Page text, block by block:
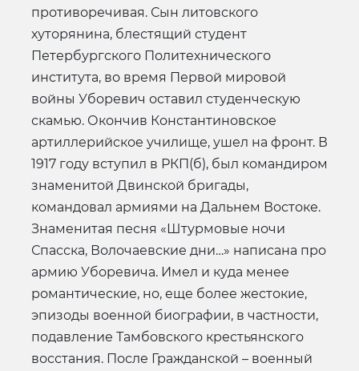
противоречивая. Сын литовского
хуторянина, блестящий студент
Петербургского Политехнического
института, во время Первой мировой
войны Уборевич оставил студенческую
скамью. Окончив Константиновское
артиллерийское училище, ушел на фронт. В
1917 году вступил в РКП(б), был командиром
знаменитой Двинской бригады,
командовал армиями на Дальнем Востоке.
Знаменитая песня «Штурмовые ночи
Спасска, Волочаевские дни…» написана про
армию Уборевича. Имел и куда менее
романтические, но, еще более жестокие,
эпизоды военной биографии, в частности,
подавление Тамбовского крестьянского
восстания. После Гражданской – военный